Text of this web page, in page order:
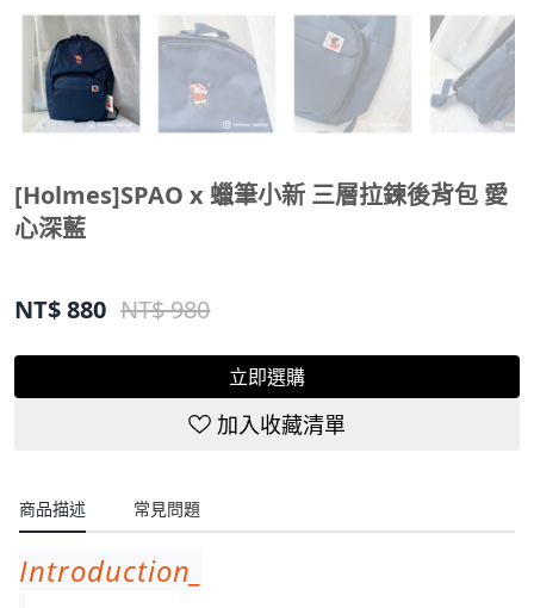
[Holmes]SPAO x 蠟筆小新 三層拉鍊後背包 愛
心深藍
NT$880 NT$ 980
立即選購
加入收藏清單
商品描述 常見問題
Introduction_